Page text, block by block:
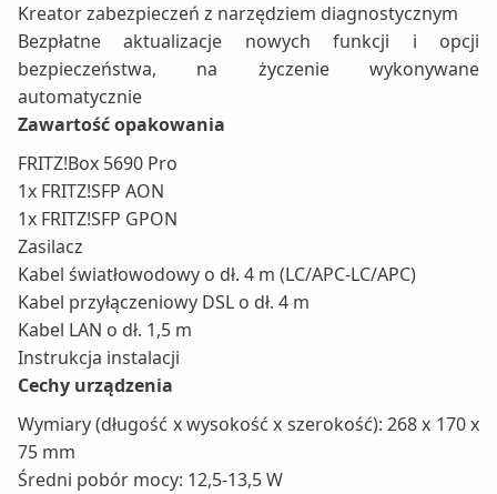
Kreator zabezpieczeń z narzędziem diagnostycznym
Bezpłatne aktualizacje nowych funkcji i opcji
bezpieczeństwa, na życzenie wykonywane
automatycznie
Zawartość opakowania
FRITZ!Box 5690 Pro
1x FRITZ!SFP AON
1x FRITZ!SFP GPON
Zasilacz
Kabel światłowodowy o dł. 4 m (LC/APC-LC/APC)
Kabel przyłączeniowy DSL o dł. 4 m
Kabel LAN o dł. 1,5 m
Instrukcja instalacji
Cechy urządzenia
Wymiary (długość x wysokość x szerokość): 268 x 170 x
75 mm
Średni pobór mocy: 12,5-13,5 W